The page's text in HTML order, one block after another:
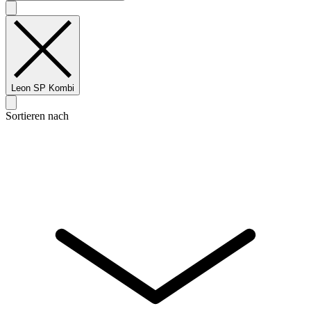
Leon SP Kombi
Sortieren nach